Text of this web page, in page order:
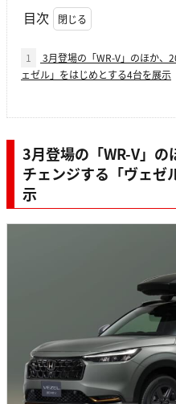
目次
1
3月登場の「WR-V」のほか、
ェゼル」をはじめとする4台を展示
3月登場の「WR-V」
チェンジする「ヴェゼ
示